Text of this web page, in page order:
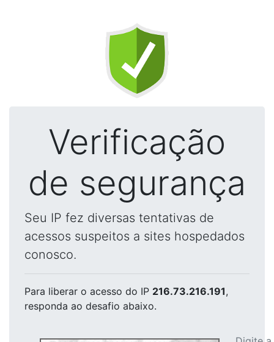
Verificação
de segurança
Seu IP fez diversas tentativas de
acessos suspeitos a sites hospedados
conosco.
Para liberar o acesso do IP 216.73.216.191,
responda ao desafio abaixo.